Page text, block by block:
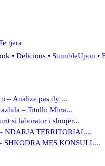
tjera
•Delicious • StumbleUpon •
– Analize pas dy ...
– Titulli: Mbra...
si laborator i shoqër...
NDARJA TERRITORIAL...
SHKODRA MES KONSULL...